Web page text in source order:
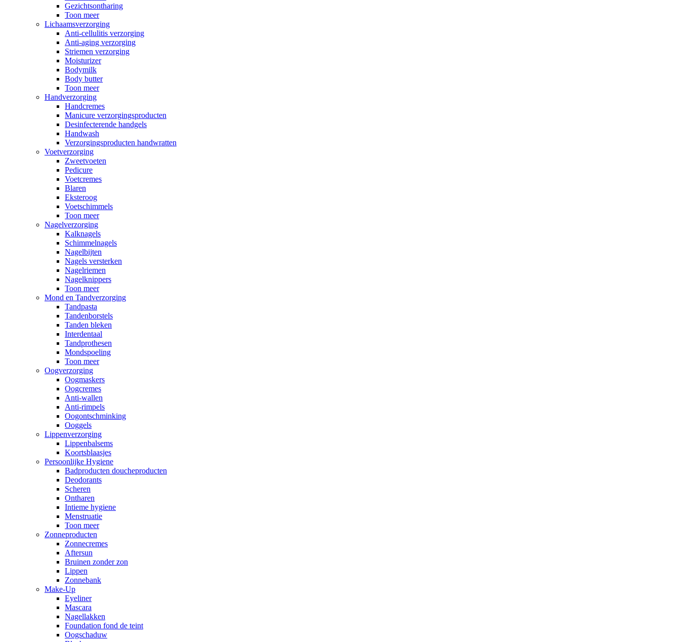
Gezichtsontharing
Toon meer
Lichaamsverzorging
Anti-cellulitis verzorging
Anti-aging verzorging
Striemen verzorging
Moisturizer
Bodymilk
Body butter
Toon meer
Handverzorging
Handcremes
Manicure verzorgingsproducten
Desinfecterende handgels
Handwash
Verzorgingsproducten handwratten
Voetverzorging
Zweetvoeten
Pedicure
Voetcremes
Blaren
Eksteroog
Voetschimmels
Toon meer
Nagelverzorging
Kalknagels
Schimmelnagels
Nagelbijten
Nagels versterken
Nagelriemen
Nagelknippers
Toon meer
Mond en Tandverzorging
Tandpasta
Tandenborstels
Tanden bleken
Interdentaal
Tandprothesen
Mondspoeling
Toon meer
Oogverzorging
Oogmaskers
Oogcremes
Anti-wallen
Anti-rimpels
Oogontschminking
Ooggels
Lippenverzorging
Lippenbalsems
Koortsblaasjes
Persoonlijke Hygiene
Badproducten doucheproducten
Deodorants
Scheren
Ontharen
Intieme hygiene
Menstruatie
Toon meer
Zonneproducten
Zonnecremes
Aftersun
Bruinen zonder zon
Lippen
Zonnebank
Make-Up
Eyeliner
Mascara
Nagellakken
Foundation fond de teint
Oogschaduw